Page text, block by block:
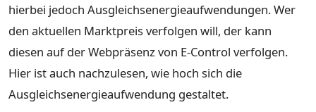
hierbei jedoch Ausgleichsenergieaufwendungen. Wer
den aktuellen Marktpreis verfolgen will, der kann
diesen auf der Webpräsenz von E-Control verfolgen.
Hier ist auch nachzulesen, wie hoch sich die
Ausgleichsenergieaufwendung gestaltet.